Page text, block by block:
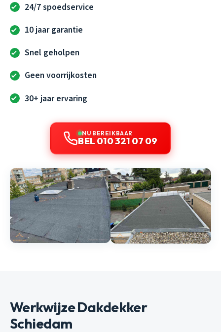
24/7 spoedservice
10 jaar garantie
Snel geholpen
Geen voorrijkosten
30+ jaar ervaring
NU BEREIKBAAR
BEL 010 321 07 09
Werkwijze Dakdekker
Schiedam